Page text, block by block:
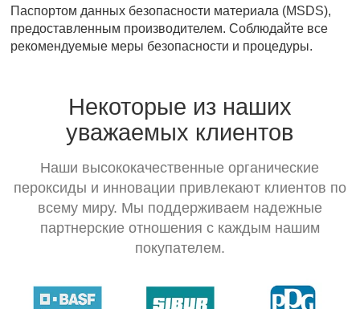
Паспортом данных безопасности материала (MSDS),
предоставленным производителем. Соблюдайте все
рекомендуемые меры безопасности и процедуры.
Некоторые из наших
уважаемых клиентов
Наши высококачественные органические
пероксиды и инновации привлекают клиентов по
всему миру. Мы поддерживаем надежные
партнерские отношения с каждым нашим
покупателем.